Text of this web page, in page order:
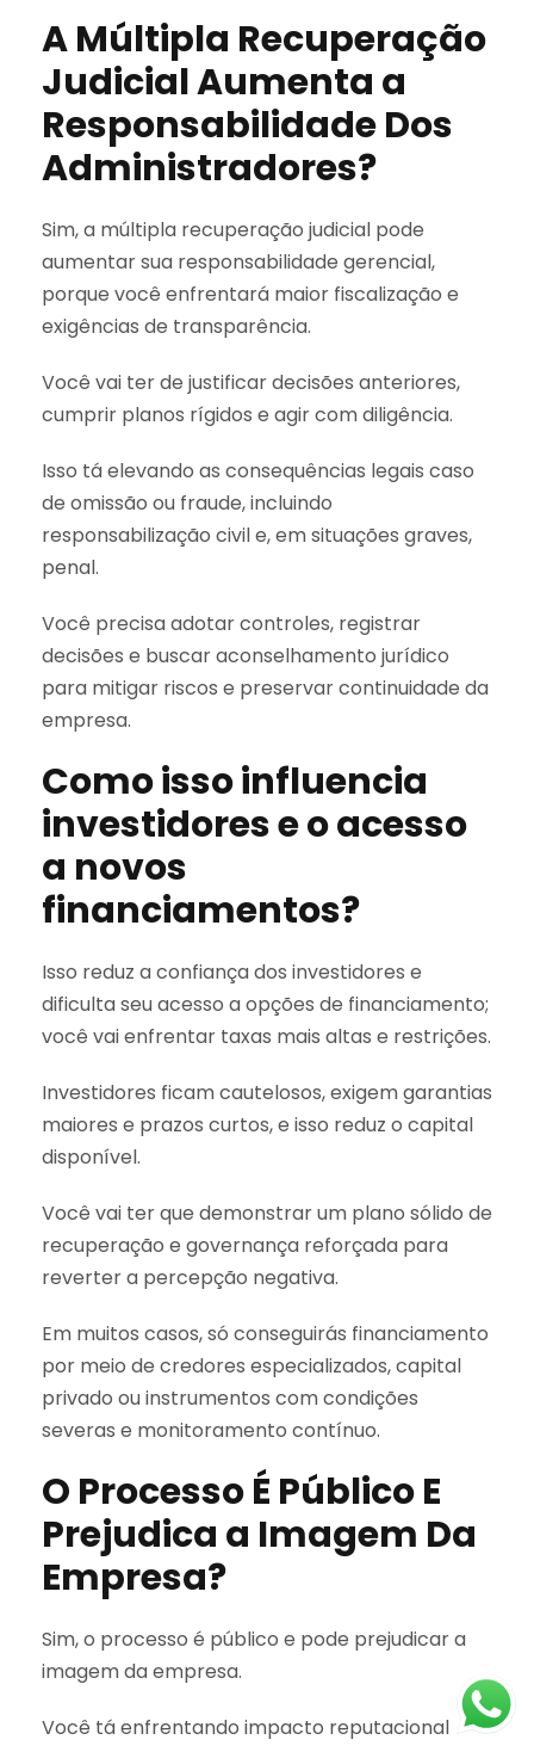
A Múltipla Recuperação
Judicial Aumenta a
Responsabilidade Dos
Administradores?
Sim, a múltipla recuperação judicial pode
aumentar sua responsabilidade gerencial,
porque você enfrentará maior fiscalização e
exigências de transparência.
Você vai ter de justificar decisões anteriores,
cumprir planos rígidos e agir com diligência.
Isso tá elevando as consequências legais caso
de omissão ou fraude, incluindo
responsabilização civil e, em situações graves,
penal.
Você precisa adotar controles, registrar
decisões e buscar aconselhamento jurídico
para mitigar riscos e preservar continuidade da
empresa.
Como isso influencia
investidores e o acesso
a novos
financiamentos?
Isso reduz a confiança dos investidores e
dificulta seu acesso a opções de financiamento;
você vai enfrentar taxas mais altas e restrições.
Investidores ficam cautelosos, exigem garantias
maiores e prazos curtos, e isso reduz o capital
disponível.
Você vai ter que demonstrar um plano sólido de
recuperação e governança reforçada para
reverter a percepção negativa.
Em muitos casos, só conseguirás financiamento
por meio de credores especializados, capital
privado ou instrumentos com condições
severas e monitoramento contínuo.
O Processo É Público E
Prejudica a Imagem Da
Empresa?
Sim, o processo é público e pode prejudicar a
imagem da empresa.
Você tá enfrentando impacto reputacional